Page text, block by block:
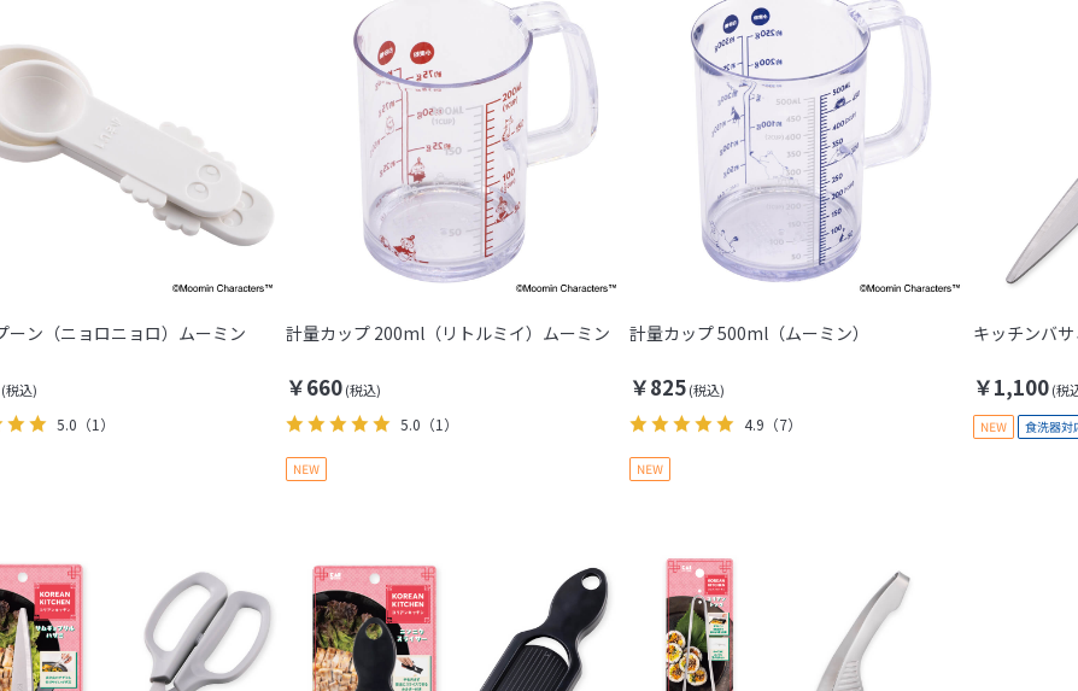
ーン（ニョロニョロ）ムーミン
5.0 （1）
計量カップ 200ml（リトルミイ）ムーミン
￥660
5.0 （1）
計量カップ 500ml（ムーミン）
￥825
4.9 （7）
キッチンバ
￥1,100